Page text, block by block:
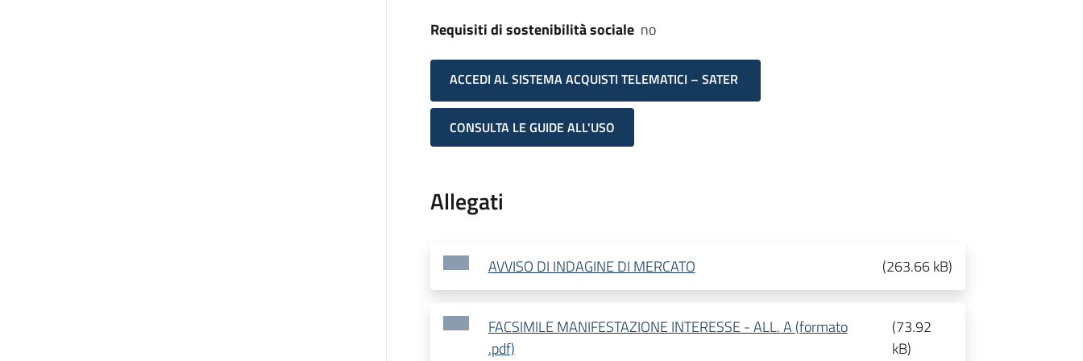
Requisiti di sostenibilità sociale no
ACCEDI AL SISTEMA ACQUISTI TELEMATICI – SATER
CONSULTA LE GUIDE ALL'USO
Allegati
AVVISO DI INDAGINE DI MERCATO (263.66 kB)
FACSIMILE MANIFESTAZIONE INTERESSE - ALL. A (formato
.pdf)
(73.92
kB)